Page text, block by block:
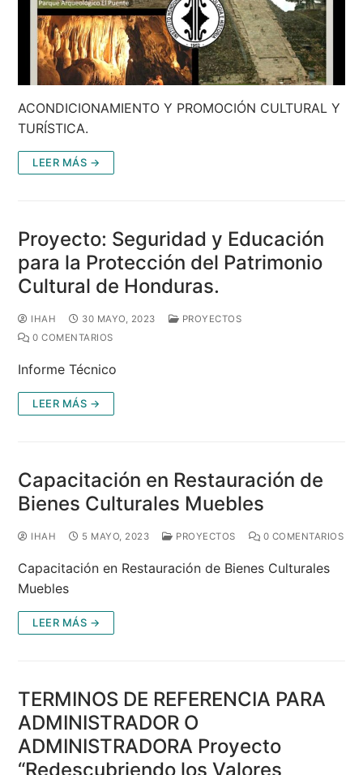
ACONDICIONAMIENTO Y PROMOCIÓN CULTURAL Y
TURÍSTICA.
LEER MÁS →
Proyecto: Seguridad y Educación
para la Protección del Patrimonio
Cultural de Honduras.
IHAH 30 MAYO, 2023
PROYECTOS
0 COMENTARIOS
Informe Técnico
LEER MÁS →
Capacitación en Restauración de
Bienes Culturales Muebles
IHAH 5 MAYO, 2023 PROYECTOS 0 COMENTARIOS
Capacitación en Restauración de Bienes Culturales
Muebles
LEER MÁS →
TERMINOS DE REFERENCIA PARA
ADMINISTRADOR O
ADMINISTRADORA Proyecto
“Redescubriendo los Valores